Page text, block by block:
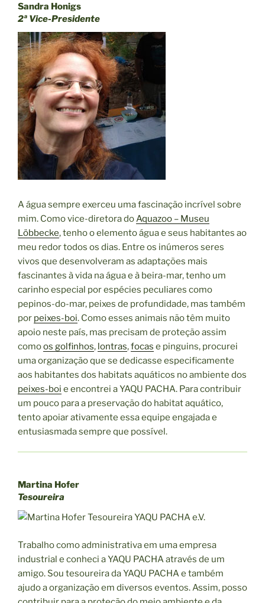
Sandra Honigs
2ª Vice-Presidente
A água sempre exerceu uma fascinação incrível sobre
mim. Como vice-diretora do Aquazoo – Museu
Löbbecke, tenho o elemento água e seus habitantes ao
meu redor todos os dias. Entre os inúmeros seres
vivos que desenvolveram as adaptações mais
fascinantes à vida na água e à beira-mar, tenho um
carinho especial por espécies peculiares como
pepinos-do-mar, peixes de profundidade, mas também
por peixes-boi. Como esses animais não têm muito
apoio neste país, mas precisam de proteção assim
comoos golfinhos, lontras,focas e pinguins, procurei
uma organização que se dedicasse especificamente
aos habitantes dos habitats aquáticos no ambiente dos
peixes-boi e encontrei a YAQU PACHA. Para contribuir
um pouco para a preservação do habitat aquático,
tento apoiar ativamente essa equipe engajada e
entusiasmada sempre que possível.
Martina Hofer
Tesoureira
Trabalho como administrativa em uma empresa
industrial e conheci a YAQU PACHA através de um
amigo. Sou tesoureira da YAQU PACHA e também
ajudo a organização em diversos eventos. Assim, posso